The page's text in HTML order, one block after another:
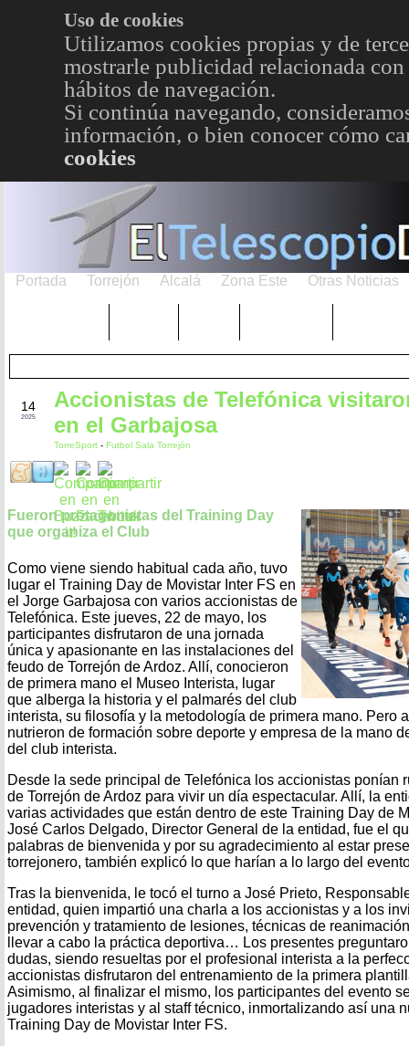
Uso de cookies
Utilizamos cookies propias y de
mostrarle publicidad relacionada
hábitos de navegación.
Si continúa navegando,
información, o bien conocer cómo
cookies
Portada Torrejón Alcalá Zona Este Otras Noticias
14
2025
Accionistas de Telefónica
en el Garbajosa
TorreSport - Futbol Sala Torrejón
Fueron protagonistas del Training Day
que organiza el Club
Como viene siendo habitual cada año, tuvo
lugar el Training Day de Movistar Inter FS en
el Jorge Garbajosa con varios accionistas de
Telefónica. Este jueves, 22 de mayo, los
participantes disfrutaron de una jornada
única y apasionante en las instalaciones del
feudo de Torrejón de Ardoz. Allí, conocieron
de primera mano el Museo Interista, lugar
que alberga la historia y el palmarés del club
interista, su filosofía y la metodología de primera mano. Pero
nutrieron de formación sobre deporte y empresa de la mano
del club interista.
Desde la sede principal de Telefónica los accionistas ponían
de Torrejón de Ardoz para vivir un día espectacular. Allí, la
varias actividades que están dentro de este Training Day de
José Carlos Delgado, Director General de la entidad, fue el
palabras de bienvenida y por su agradecimiento al estar
torrejonero, también explicó lo que harían a lo largo del
Tras la bienvenida, le tocó el turno a José Prieto,
entidad, quien impartió una charla a los accionistas y a los
prevención y tratamiento de lesiones, técnicas de
llevar a cabo la práctica deportiva… Los presentes
dudas, siendo resueltas por el profesional interista a la
accionistas disfrutaron del entrenamiento de la primera
Asimismo, al finalizar el mismo, los participantes del evento
jugadores interistas y al staff técnico, inmortalizando así una
Training Day de Movistar Inter FS.